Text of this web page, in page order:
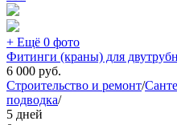
+ Ещё 0 фото
Фитинги (краны) для
6 000 руб.
Строительство и ремонт/
подводка/
5 дней